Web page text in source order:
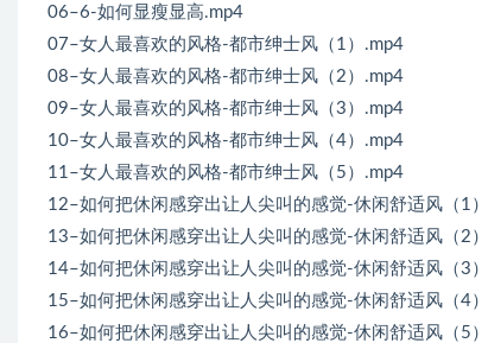
06–6-如何显瘦显高.mp4
07–女人最喜欢的风格-都市绅士风（1）.mp4
08–女人最喜欢的风格-都市绅士风（2）.mp4
09–女人最喜欢的风格-都市绅士风（3）.mp4
10–女人最喜欢的风格-都市绅士风（4）.mp4
11–女人最喜欢的风格-都市绅士风（5）.mp4
12–如何把休闲感穿出让人尖叫的感觉-休闲舒适风（1
13–如何把休闲感穿出让人尖叫的感觉-休闲舒适风（2
14–如何把休闲感穿出让人尖叫的感觉-休闲舒适风（3
15–如何把休闲感穿出让人尖叫的感觉-休闲舒适风（4
16–如何把休闲感穿出让人尖叫的感觉-休闲舒适风（5